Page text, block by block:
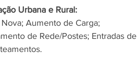
Urbana e Rural:
Aumento de Carga;
de Rede/Postes; Entradas de